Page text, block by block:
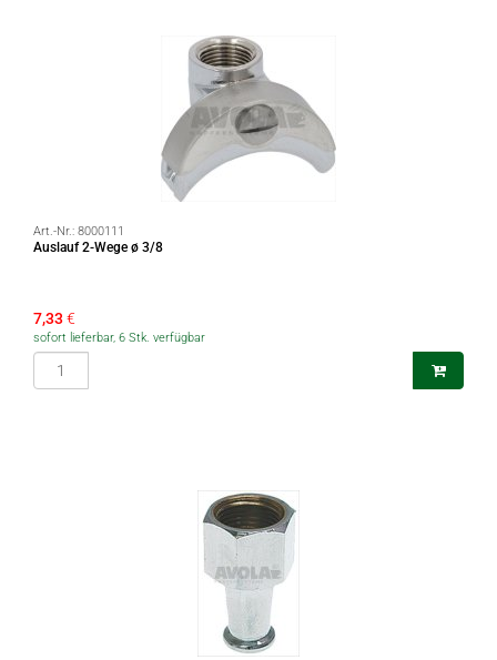
Art.-Nr.: 8000111
Auslauf 2-Wege ø 3/8
7,33€
sofort lieferbar, 6 Stk. verfügbar